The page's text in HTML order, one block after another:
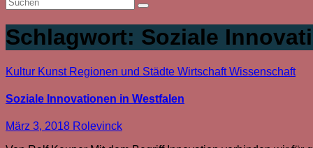
Schlagwort: Soziale
Kultur Kunst Regionen und Städte WirtschaftWissenschaft
Soziale Innovationen in Westfalen
März 3, 2018 Rolevinck